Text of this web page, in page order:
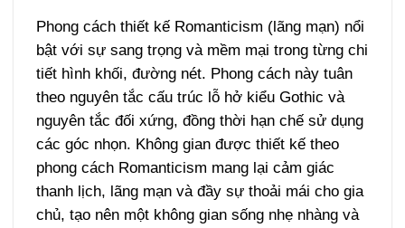
Phong cách thiết kế Romanticism (lãng mạn) nổi
bật với sự sang trọng và mềm mại trong từng chi
tiết hình khối, đường nét. Phong cách này tuân
theo nguyên tắc cấu trúc lỗ hở kiểu Gothic và
nguyên tắc đối xứng, đồng thời hạn chế sử dụng
các góc nhọn. Không gian được thiết kế theo
phong cách Romanticism mang lại cảm giác
thanh lịch, lãng mạn và đầy sự thoải mái cho gia
chủ, tạo nên một không gian sống nhẹ nhàng và